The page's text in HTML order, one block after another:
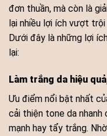
đơn thuần, mà còn là
lại nhiều lợi ích vượt
Dưới đây là những lợi
lại:
Làm trắng da hiệu
Ưu điểm nổi bật nhất
cải thiện tone da nhanh
mạnh hay tẩy trắng.